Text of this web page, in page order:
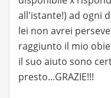
all'istante!) ad ogni
lei non avrei
raggiunto il mio
il suo aiuto sono
presto...GRAZIE!!!